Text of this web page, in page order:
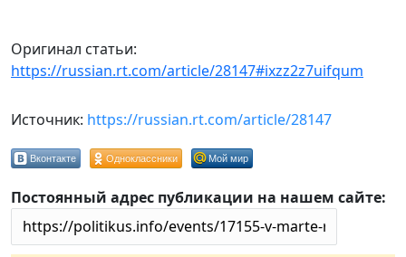
Оригинал статьи:
https://russian.rt.com/article/28147#ixzz2z7uifqum
Источник: https://russian.rt.com/article/28147
Вконтакте Одноклассники Мой мир
Постоянный адрес публикации на нашем сайте: